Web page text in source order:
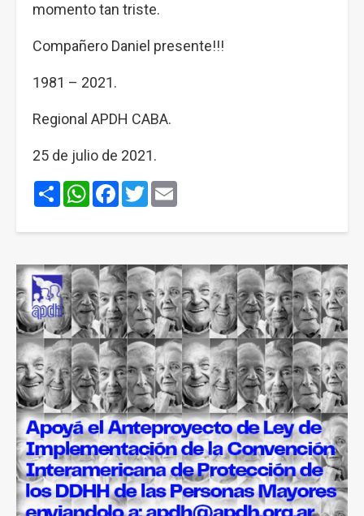
momento tan triste.
Compañero Daniel presente!!!
1981 – 2021.
Regional APDH CABA.
25 de julio de 2021.
ShareWhatsApp
Facebook
Twitter